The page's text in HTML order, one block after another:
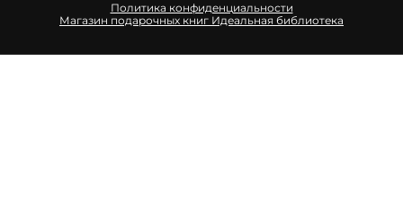
Политика конфиденциальности
Магазин подарочных книг Идеальная библиотека